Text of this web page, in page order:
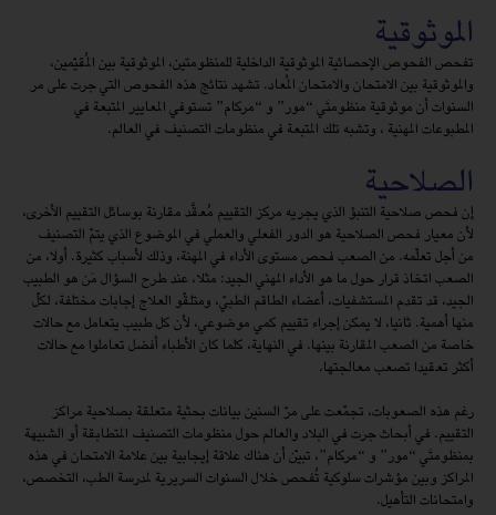
الموثوقية
تفحص الفحوص الإحصائية الموثوقية الداخلية للمنظومتين، الموثوقية بين المُقيّمين،
والموثوقية بين الامتحان والامتحان المُعاد. تشهد نتائج هذه الفحوص التي جرت على مر
السنوات أن موثوقية منظومتَي “مور” و “مركام” تستوفي المعايير المتبعة في
المطبوعات المهنية ، وتشبه تلك المتبعة في منظومات التصنيف في العالم.
الصلاحية
إن فحص صلاحية التنبؤ الذي يجريه مركز التقييم مُعقَّد مقارنة بوسائل التقييم الأخرى،
لأن معيار فحص الصلاحية هو الدور الفعلي والعملي في الموضوع الذي يتمّ التصنيف
من أجل تعلّمه. من الصعب فحص مستوى الأداء في المهنة، وذلك لأسباب كثيرة. أولا، من
الصعب اتخاذ قرار حول ما هو الأداء المهني الجيد: مثلا، عند طرح السؤال مَن هو الطبيب
الجيد، قد تقدم المستشفيات، أعضاء الطاقم الطبيّ، ومتلقّو العلاج إجابات مختلفة، لكلّ
منها أهمية. ثانيا، لا يمكن إجراء تقييم كمي موضوعي، لأن كل طبيب يتعامل مع حالات
خاصة من الصعب المقارنة بينها. في النهاية، كلما كان الأطباء أفضل تعاملوا مع حالات
أكثر تعقيدا تصعب معالجتها.
رغم هذه الصعوبات، تجمّعت على مرّ السنين بيانات بحثية متعلقة بصلاحية مراكز
التقييم. في أبحاث جرت في البلاد والعالم حول منظومات التصنيف المتطابقة أو الشبيهة
بمنظومتَي “مور” و “مركام”، تبيّن أن هناك علاقة إيجابية بين علامة الامتحان في هذه
المراكز وبين مؤشرات سلوكية تُفحص خلال السنوات السريرية لمدرسة الطب، التخصص،
وامتحانات التأهيل.